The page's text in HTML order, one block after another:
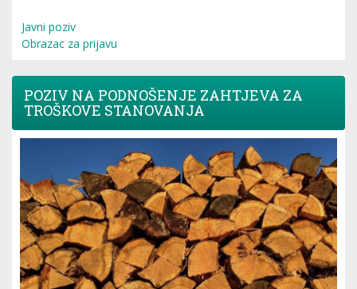
Javni poziv
Obrazac za prijavu
POZIV NA PODNOŠENJE ZAHTJEVA ZA
TROŠKOVE STANOVANJA